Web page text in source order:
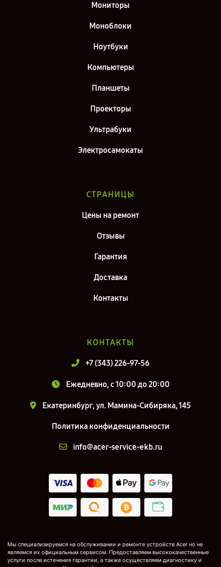
Мониторы
Моноблоки
Ноутбуки
Компьютеры
Планшеты
Проекторы
Ультрабуки
Электросамокаты
СТРАНИЦЫ
Цены на ремонт
Отзывы
Гарантия
Доставка
Контакты
КОНТАКТЫ
+7 (343) 226-97-56
Ежедневно, с 10:00 до 20:00
Екатеринбург, ул. Мамина-Сибиряка, 145
Политика конфиденциальности
info@acer-service-ekb.ru
Мы специализируемся на обслуживании и ремонте устройств Acer но не
являемся их официальным сервисом. Предоставляем высококачественные
услуги после истечения гарантии, а также осуществляем диагностику и